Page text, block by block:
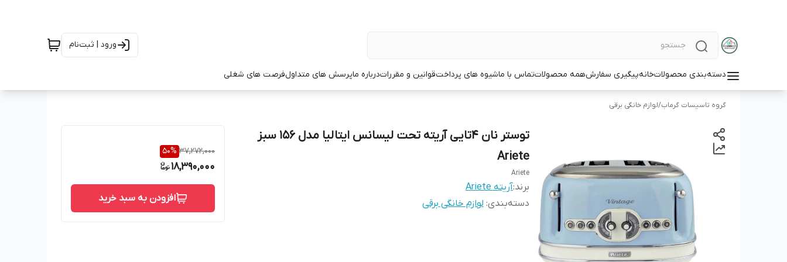
ورود | ثبت‌نام
دسته‌بندی محصولاتخانهپیگیری سفارشهمه محصولاتتماس با ماشیوه های پرداختقوانین و مقرراتدرباره ماپرسش های متداولفرصت های شغلی
گروه تاسیسات گرماب/لوازم خانگی برقی
توستر نان ۴تایی آریته تحت لیسانس ایتالیا مدل 156 سبز
Ariete
Ariete
برند:آریته Ariete
دسته‌بندی: لوازم خانگی برقی
37,272,000
50%
18,390,000
افزودن به سبد خرید